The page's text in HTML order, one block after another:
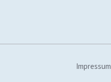
Impressum